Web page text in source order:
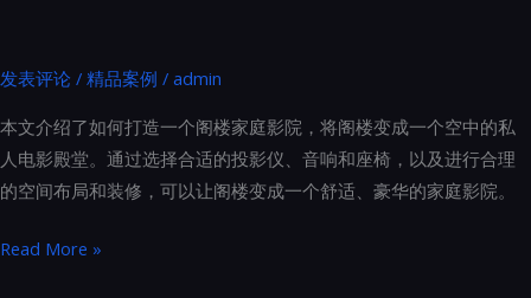
发表评论 / 精品案例 / admin
本文介绍了如何打造一个阁楼家庭影院，将阁楼变成一个空中的私
人电影殿堂。通过选择合适的投影仪、音响和座椅，以及进行合理
的空间布局和装修，可以让阁楼变成一个舒适、豪华的家庭影院。
阁
Read More »